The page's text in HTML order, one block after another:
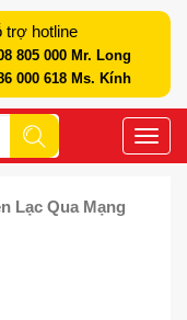
trợ hotline
805 000 Mr. Long
000 618 Ms. Kính
Toggle
Lạc Qua Mạng